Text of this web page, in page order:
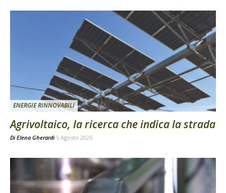
ENERGIE RINNOVABILI
Agrivoltaico, la ricerca che indica la strada
Di Elena Gherardi 5 Agosto 2026